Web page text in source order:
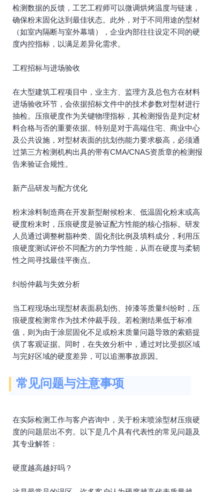
检测数据的反馈，工艺工程师可以微调烘烤温度与链速，
确保粉末固化达到最佳状态。此外，对于不同用途的型材
（如室内隔断与室外幕墙），企业内部往往设定不同的硬
度内控指标，以满足差异化需求。
工程招标与进场验收
在大型建筑工程项目中，业主方、监理方及总包方在材料
进场验收环节，会依据招标文件中的技术参数对型材进行
抽检。压痕硬度作为关键物理指标，其检测报告是判定材
料合格与否的重要依据。特别是对于高端住宅、商业中心
及公共设施，对型材表面的抗划伤能力要求极高，必须通
过第三方检测机构出具的带有CMA/CNAS资质章的检测报
告来验证合规性。
新产品研发与配方优化
粉末涂料制造商在开发新型耐候粉末、低温固化粉末或高
硬度粉末时，压痕硬度是验证配方性能的核心指标。研发
人员通过调整树脂种类、固化剂比例及填料成分，利用压
痕硬度测试评价不同配方的力学性能，从而在硬度与柔韧
性之间寻找最佳平衡点。
纠纷仲裁与失效分析
当工程现场出现型材表面易划伤、掉漆等质量纠纷时，压
痕硬度检测常作为技术仲裁手段。若检测结果低于标准
值，则为由于涂层固化不足或粉末质量问题导致的索赔提
供了客观证据。同时，在失效分析中，通过对比受损区域
与完好区域的硬度差异，可以追溯事故原因。
常见问题与注意事项
在实际检测工作与客户咨询中，关于粉末喷涂型材压痕硬
度的问题层出不穷。以下是几个具有代表性的常见问题及
其专业解答：
硬度越高越好吗？